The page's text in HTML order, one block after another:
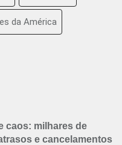
da América
caos: milhares de
e cancelamentos